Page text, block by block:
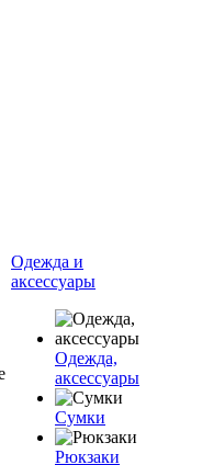
Одежда и
аксессуары
Одежда,
аксессуары
Сумки
Рюкзаки